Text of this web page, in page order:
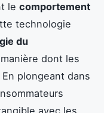
le comportement
technologie
du
dont les
plongeant dans